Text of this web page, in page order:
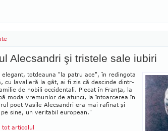
Alecsandri şi tristele sale iubiri
elegant, totdeauna "la patru ace", în redingota
cu lavalieră la gât, ai fi zis că descinde din­tr-
de nobili occidentali. Plecat în Franţa, la
moda vremurilor de atunci, la întoar­cerea în
poet Vasile Alecsandri era mai rafinat şi
sine, un veritabil eu­ro­pean."
tot articolul